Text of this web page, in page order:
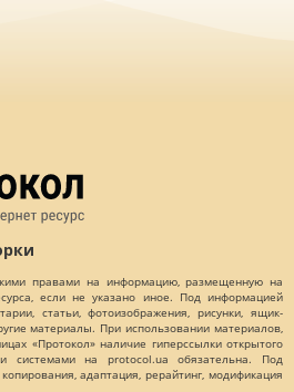
правами на информацию, размещенную на
если не указано иное. Под информацией
статьи, фотоизображения, рисунки, ящик-
материалы. При использовании материалов,
«Протокол» наличие гиперссылки открытого
системами на protocol.ua обязательна. Под
адаптация, рерайтинг, модификация